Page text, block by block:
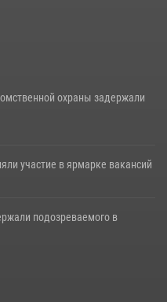
охраны задержали
участие в ярмарке вакансий
подозреваемого в